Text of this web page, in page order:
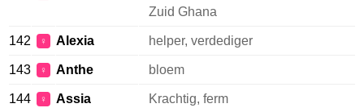
Zuid Ghana
142 ♀ Alexia helper, verdediger
143 ♀ Anthe bloem
144 ♀ Assia Krachtig, ferm